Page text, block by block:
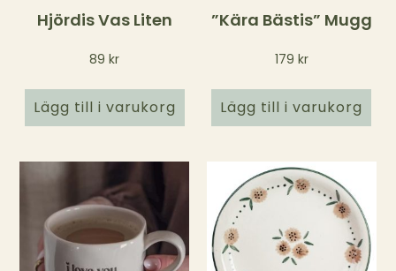
Hjördis Vas Liten
89kr
Lägg till i varukorg
”Kära Bästis” Mugg
179 kr
Lägg till i varukorg